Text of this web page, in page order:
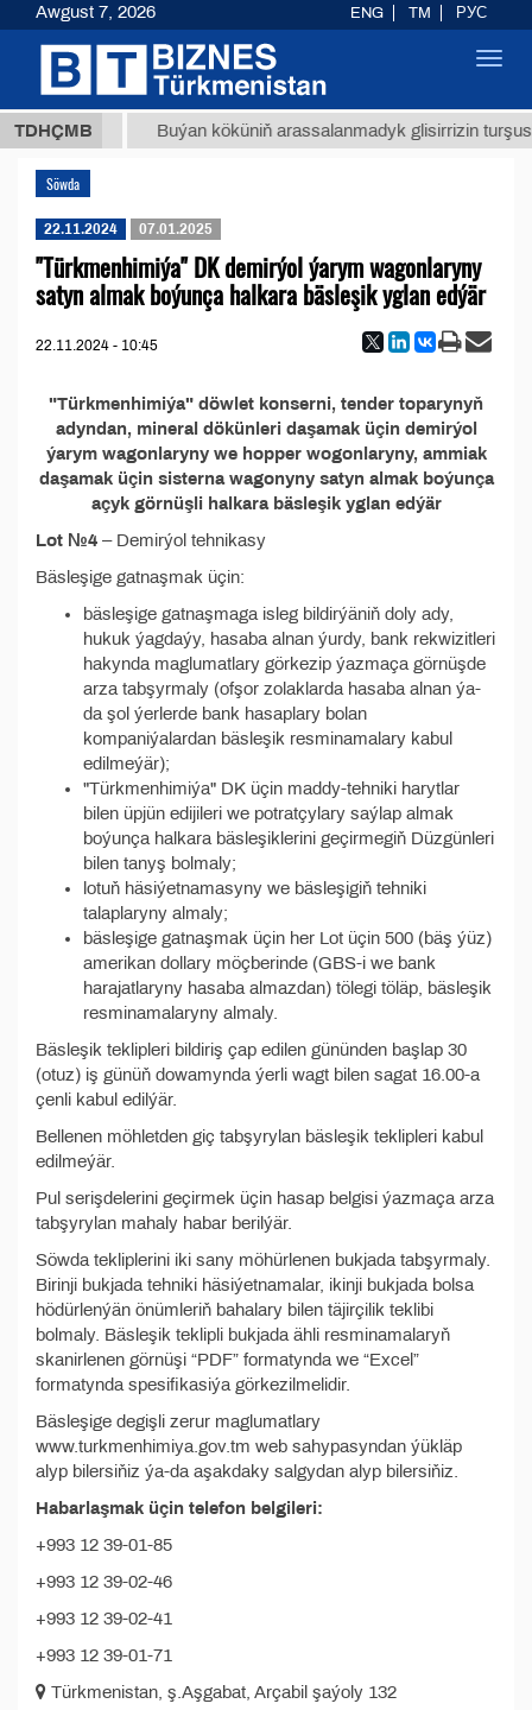
TDHÇMB
37,8 ТМТ Buýan köküniň arassalanmadyk glisirrizin turşusy
Söwda
22.11.2024 07.01.2025
"Türkmenhimiýa" DK demirýol ýarym wagonlaryny
satyn almak boýunça halkara bäsleşik yglan edýär
22.11.2024 - 10:45
"Türkmenhimiýa" döwlet konserni, tender toparynyň
adyndan, mineral dökünleri daşamak üçin demirýol
ýarym wagonlaryny we hopper wogonlaryny, ammiak
daşamak üçin sisterna wagonyny satyn almak boýunça
açyk görnüşli halkara bäsleşik yglan edýär
Lot №4 – Demirýol tehnikasy
Bäsleşige gatnaşmak üçin:
bäsleşige gatnaşmaga isleg bildirýäniň doly ady,
hukuk ýagdaýy, hasaba alnan ýurdy, bank rekwizitleri
hakynda maglumatlary görkezip ýazmaça görnüşde
arza tabşyrmaly (ofşor zolaklarda hasaba alnan ýa-
da şol ýerlerde bank hasaplary bolan
kompaniýalardan bäsleşik resminamalary kabul
edilmeýär);
"Türkmenhimiýa" DK üçin maddy-tehniki harytlar
bilen üpjün edijileri we potratçylary saýlap almak
boýunça halkara bäsleşiklerini geçirmegiň Düzgünleri
bilen tanyş bolmaly;
lotuň häsiýetnamasyny we bäsleşigiň tehniki
talaplaryny almaly;
bäsleşige gatnaşmak üçin her Lot üçin 500 (bäş ýüz)
amerikan dollary möçberinde (GBS-i we bank
harajatlaryny hasaba almazdan) tölegi töläp, bäsleşik
resminamalaryny almaly.
Bäsleşik teklipleri bildiriş çap edilen gününden başlap 30
(otuz) iş günüň dowamynda ýerli wagt bilen sagat 16.00-a
çenli kabul edilýär.
Bellenen möhletden giç tabşyrylan bäsleşik teklipleri kabul
edilmeýär.
Pul serişdelerini geçirmek üçin hasap belgisi ýazmaça arza
tabşyrylan mahaly habar berilýär.
Söwda tekliplerini iki sany möhürlenen bukjada tabşyrmaly.
Birinji bukjada tehniki häsiýetnamalar, ikinji bukjada bolsa
hödürlenýän önümleriň bahalary bilen täjirçilik teklibi
bolmaly. Bäsleşik teklipli bukjada ähli resminamalaryň
skanirlenen görnüşi “PDF” formatynda we “Excel”
formatynda spesifikasiýa görkezilmelidir.
Bäsleşige degişli zerur maglumatlary
www.turkmenhimiya.gov.tm web sahypasyndan ýükläp
alyp bilersiňiz ýa-da aşakdaky salgydan alyp bilersiňiz.
Habarlaşmak üçin telefon belgileri:
+993 12 39-01-85
+993 12 39-02-46
+993 12 39-02-41
+993 12 39-01-71
Türkmenistan, ş.Aşgabat, Arçabil şaýoly 132
Awgust 7, 2026 ENG TM РУС